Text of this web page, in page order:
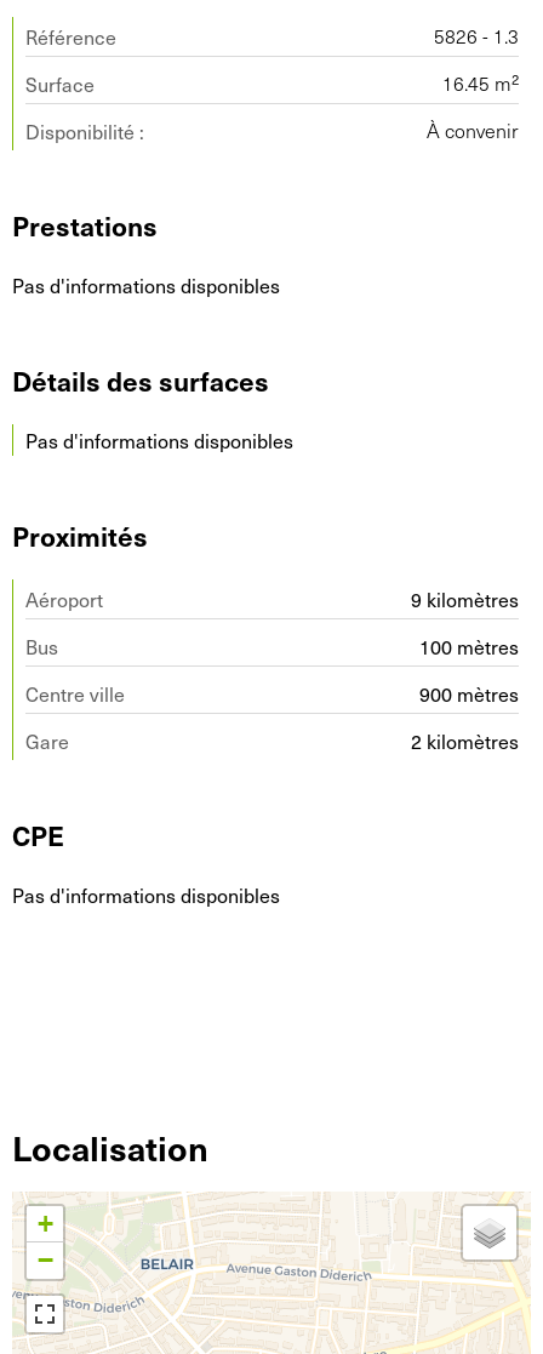
Référence 5826 - 1.3
Surface 16.45 m²
Disponibilité : À convenir
Prestations
Pas d'informations disponibles
Détails des surfaces
Pas d'informations disponibles
Proximités
Aéroport
9 kilomètres
Bus
100 mètres
Centre ville
900 mètres
Gare
2 kilomètres
CPE
Pas d'informations disponibles
Localisation
+
−